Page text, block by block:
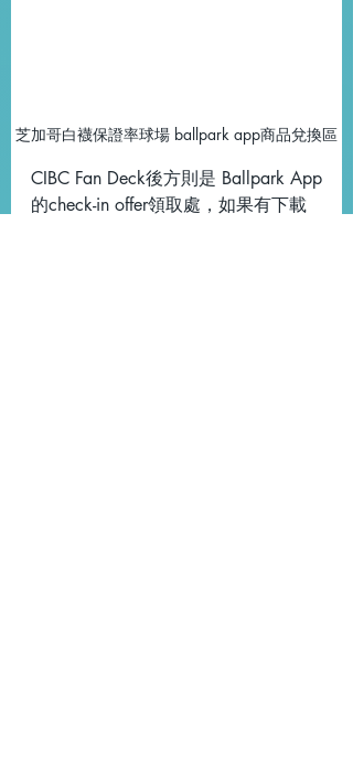
芝加哥白襪保證率球場 ballpark app商品兌換區
CIBC Fan Deck後方則是 Ballpark App
的check-in offer領取處，如果有下載